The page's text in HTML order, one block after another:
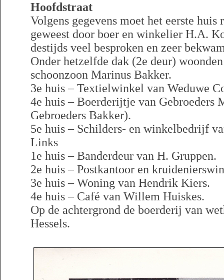
Hoofdstraat
Volgens gegevens moet het eerste
geweest door boer en winkelier H.A.
destijds veel besproken en zeer
Onder hetzelfde dak (2e deur)
schoonzoon Marinus Bakker.
3e huis – Textielwinkel van Weduwe
4e huis – Boerderijtje van Gebroeders
Gebroeders Bakker).
5e huis – Schilders- en winkelbedrijf
Links
1e huis – Banderdeur van H. Gruppen.
2e huis – Postkantoor en
3e huis – Woning van Hendrik Kiers.
4e huis – Café van Willem Huiskes.
Op de achtergrond de boerderij van
Hessels.